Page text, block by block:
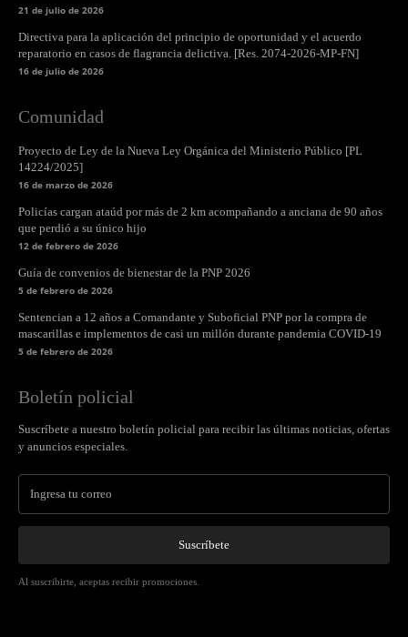
21 de julio de 2026
Directiva para la aplicación del principio de oportunidad y el acuerdo
reparatorio en casos de flagrancia delictiva. [Res. 2074-2026-MP-FN]
16 de julio de 2026
Comunidad
Proyecto de Ley de la Nueva Ley Orgánica del Ministerio Público [PL
14224/2025]
16 de marzo de 2026
Policías cargan ataúd por más de 2 km acompañando a anciana de 90 años
que perdió a su único hijo
12 de febrero de 2026
Guía de convenios de bienestar de la PNP 2026
5 de febrero de 2026
Sentencian a 12 años a Comandante y Suboficial PNP por la compra de
mascarillas e implementos de casi un millón durante pandemia COVID-19
5 de febrero de 2026
Boletín policial
Suscríbete a nuestro boletín policial para recibir las últimas noticias, ofertas
y anuncios especiales.
Suscríbete
Al suscribirte, aceptas recibir promociones.